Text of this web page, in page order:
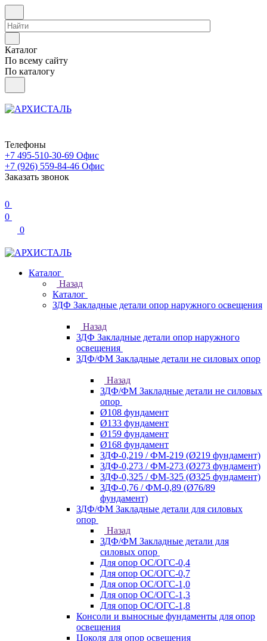
Каталог
По всему сайту
По каталогу
Телефоны
+7 495-510-30-69 Офис
+7 (926) 559-84-46 Офис
Заказать звонок
0
0
0
Каталог
Назад
Каталог
ЗДФ Закладные детали опор наружного освещения
Назад
ЗДФ Закладные детали опор наружного
освещения
ЗДФ/ФМ Закладные детали не силовых опор
Назад
ЗДФ/ФМ Закладные детали не силовых
опор
Ø108 фундамент
Ø133 фундамент
Ø159 фундамент
Ø168 фундамент
ЗДФ-0,219 / ФМ-219 (Ø219 фундамент)
ЗДФ-0,273 / ФМ-273 (Ø273 фундамент)
ЗДФ-0,325 / ФМ-325 (Ø325 фундамент)
ЗДФ-0,76 / ФМ-0,89 (Ø76/89
фундамент)
ЗДФ/ФМ Закладные детали для силовых
опор
Назад
ЗДФ/ФМ Закладные детали для
силовых опор
Для опор ОС/ОГС-0,4
Для опор ОС/ОГС-0,7
Для опор ОС/ОГС-1,0
Для опор ОС/ОГС-1,3
Для опор ОС/ОГС-1,8
Консоли и выносные фундаменты для опор
освещения
Цоколя для опор освещения